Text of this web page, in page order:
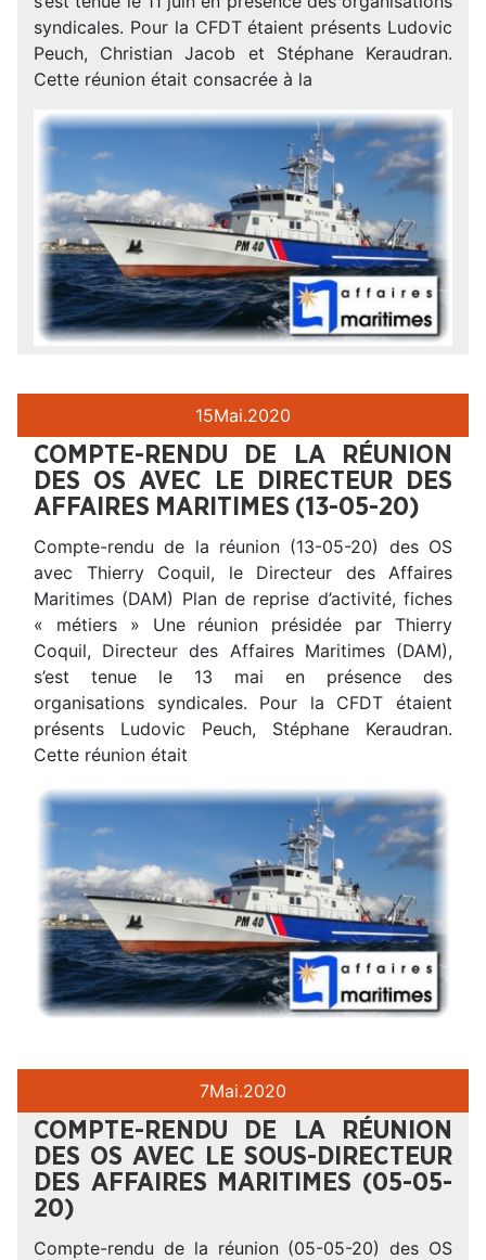
syndicales. Pour la CFDT étaient présents Ludovic
Peuch, Christian Jacob et Stéphane Keraudran.
Cette réunion était consacrée à la
15Mai.2020
COMPTE-RENDU DE LA RÉUNION
DES OS AVEC LE DIRECTEUR DES
AFFAIRES MARITIMES (13-05-20)
Compte-rendu de la réunion (13-05-20) des OS
avec Thierry Coquil, le Directeur des Affaires
Maritimes (DAM) Plan de reprise d’activité, fiches
« métiers » Une réunion présidée par Thierry
Coquil, Directeur des Affaires Maritimes (DAM),
s’est tenue le 13 mai en présence des
organisations syndicales. Pour la CFDT étaient
présents Ludovic Peuch, Stéphane Keraudran.
Cette réunion était
7Mai.2020
COMPTE-RENDU DE LA RÉUNION
DES OS AVEC LE SOUS-DIRECTEUR
DES AFFAIRES MARITIMES (05-05-
20)
Compte-rendu de la réunion (05-05-20) des OS